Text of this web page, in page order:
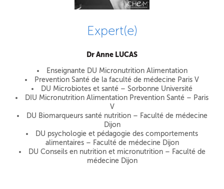
Expert(e)
Dr Anne LUCAS
Enseignante DU Micronutrition Alimentation
Prevention Santé de la faculté de médecine Paris V
DU Microbiotes et santé – Sorbonne Université
DIU Micronutrition Alimentation Prevention Santé – Paris
V
DU Biomarqueurs santé nutrition – Faculté de médecine
Dijon
DU psychologie et pédagogie des comportements
alimentaires – Faculté de médecine Dijon
DU Conseils en nutrition et micronutrition – Faculté de
médecine Dijon